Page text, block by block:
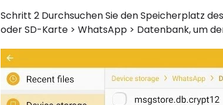
Schritt 2 Durchsuchen Sie den Speicherplatz
oder SD-Karte > WhatsApp > Datenbank, um